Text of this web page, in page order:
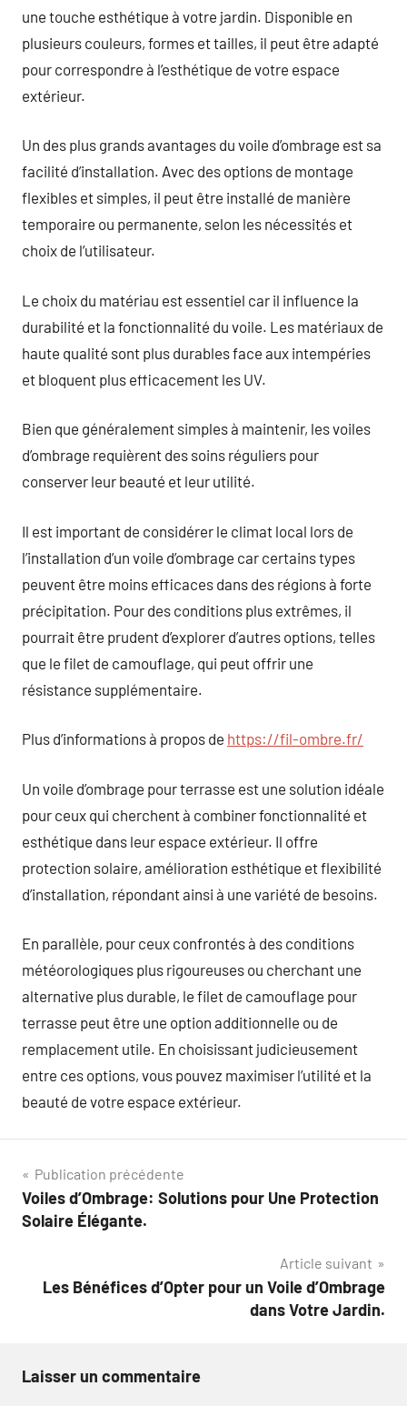
une touche esthétique à votre jardin. Disponible en
plusieurs couleurs, formes et tailles, il peut être adapté
pour correspondre à l’esthétique de votre espace
extérieur.
Un des plus grands avantages du voile d’ombrage est sa
facilité d’installation. Avec des options de montage
flexibles et simples, il peut être installé de manière
temporaire ou permanente, selon les nécessités et
choix de l’utilisateur.
Le choix du matériau est essentiel car il influence la
durabilité et la fonctionnalité du voile. Les matériaux de
haute qualité sont plus durables face aux intempéries
et bloquent plus efficacement les UV.
Bien que généralement simples à maintenir, les voiles
d’ombrage requièrent des soins réguliers pour
conserver leur beauté et leur utilité.
Il est important de considérer le climat local lors de
l’installation d’un voile d’ombrage car certains types
peuvent être moins efficaces dans des régions à forte
précipitation. Pour des conditions plus extrêmes, il
pourrait être prudent d’explorer d’autres options, telles
que le filet de camouflage, qui peut offrir une
résistance supplémentaire.
Plus d’informations à propos de https://fil-ombre.fr/
Un voile d’ombrage pour terrasse est une solution idéale
pour ceux qui cherchent à combiner fonctionnalité et
esthétique dans leur espace extérieur. Il offre
protection solaire, amélioration esthétique et flexibilité
d’installation, répondant ainsi à une variété de besoins.
En parallèle, pour ceux confrontés à des conditions
météorologiques plus rigoureuses ou cherchant une
alternative plus durable, le filet de camouflage pour
terrasse peut être une option additionnelle ou de
remplacement utile. En choisissant judicieusement
entre ces options, vous pouvez maximiser l’utilité et la
beauté de votre espace extérieur.
Navigation
de
Publication précédente
Voiles d’Ombrage: Solutions pour Une Protection
Solaire Élégante.
Article suivant
Les Bénéfices d’Opter pour un Voile d’Ombrage
dans Votre Jardin.
Laisser un commentaire